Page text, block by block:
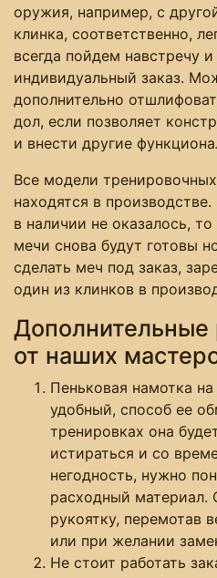
оружия, например, с
клинка, соответственно,
всегда пойдем навстречу
индивидуальный заказ.
дополнительно
дол, если позволяет
и внести другие
Все модели
находятся в
в наличии не оказалось,
мечи снова будут готовы
сделать меч под заказ,
один из клинков в
от наших
Пеньковая намотка
удобный, способ ее
тренировках она
истираться и со
негодность, нужно
расходный материал.
рукоятку, перемотав
или при желании
Не стоит работать